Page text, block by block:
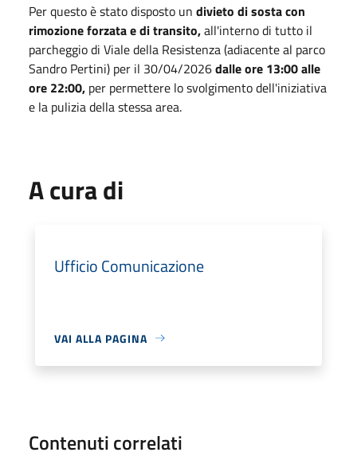
Per questo è stato disposto un divieto di sosta con
rimozione forzata e di transito,all'interno di tutto il
parcheggio di Viale della Resistenza (adiacente al parco
Sandro Pertini) per il 30/04/2026dalle ore 13:00 alle
ore 22:00, per permettere lo svolgimento dell'iniziativa
e la pulizia della stessa area.
A cura di
Ufficio Comunicazione
VAI ALLA PAGINA
Contenuti correlati